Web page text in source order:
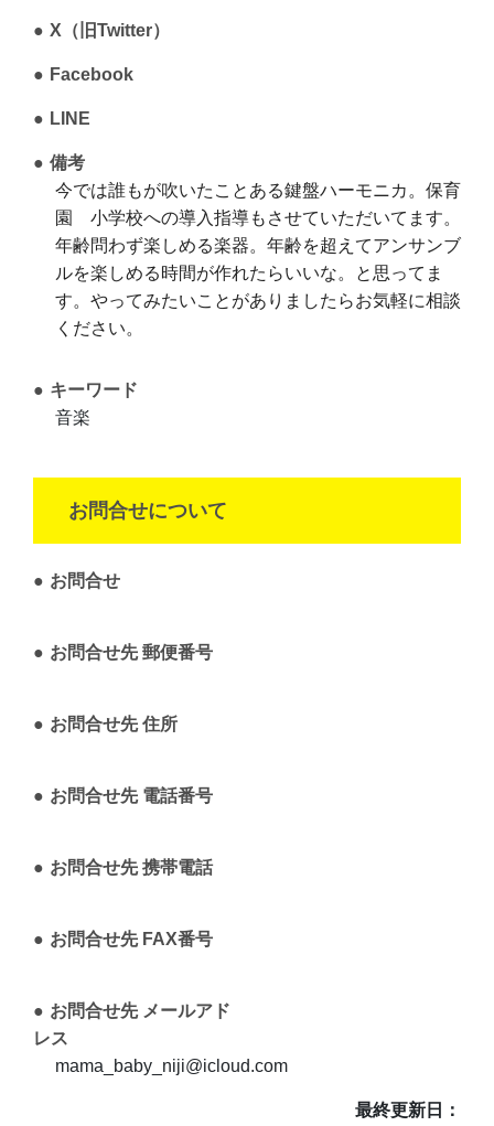
X（旧Twitter）
Facebook
LINE
備考
今では誰もが吹いたことある鍵盤ハーモニカ。保育
園 小学校への導入指導もさせていただいてます。
年齢問わず楽しめる楽器。 年齢を超えてアンサンブ
ルを楽しめる時間が作れたらいいな。
と思ってま
す。 やってみたいことがありましたらお気軽に相談
ください。
キーワード
音楽
お問合せについて
お問合せ
お問合せ先 郵便番号
お問合せ先 住所
お問合せ先 電話番号
お問合せ先 携帯電話
お問合せ先 FAX番号
お問合せ先 メールアド
レス
mama_baby_niji@icloud.com
最終更新日